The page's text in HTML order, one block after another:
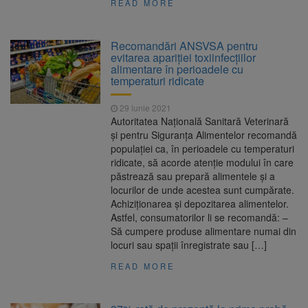
READ MORE
Recomandări ANSVSA pentru
evitarea apariţiei toxiinfecţiilor
alimentare în perioadele cu
temperaturi ridicate
29 iunie 2021
Autoritatea Naţională Sanitară Veterinară
şi pentru Siguranţa Alimentelor recomandă
populaţiei ca, în perioadele cu temperaturi
ridicate, să acorde atenţie modului în care
păstrează sau prepară alimentele şi a
locurilor de unde acestea sunt cumpărate.
Achiziţionarea şi depozitarea alimentelor.
Astfel, consumatorilor li se recomandă: –
Să cumpere produse alimentare numai din
locuri sau spaţii înregistrate sau […]
READ MORE